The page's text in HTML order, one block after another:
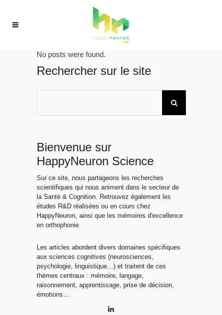
No posts were found.
Rechercher sur le site
Bienvenue sur
HappyNeuron Science
Sur ce site, nous partageons les recherches
scientifiques qui nous animent dans le secteur de
la Santé & Cognition. Retrouvez également les
études R&D réalisées ou en cours chez
HappyNeuron, ainsi que les mémoires d'excellence
en orthophonie.
Les articles abordent divers domaines spécifiques
aux sciences cognitives (neurosciences,
psychologie, linguistique…) et traitent de ces
thèmes centraux : mémoire, langage,
raisonnement, apprentissage, prise de décision,
émotions…